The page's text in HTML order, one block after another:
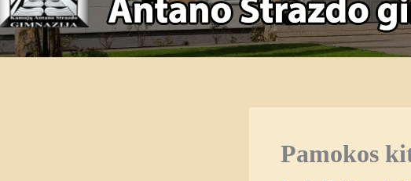
Pamokos